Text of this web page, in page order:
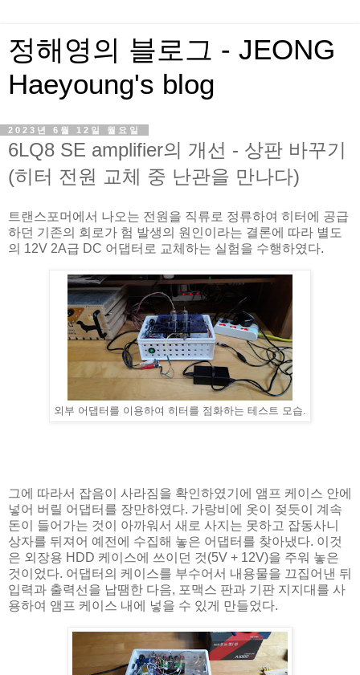
정해영의 블로그 - JEONG
Haeyoung's blog
2023년 6월 12일 월요일
6LQ8 SE amplifier의 개선 - 상판 바꾸기
(히터 전원 교체 중 난관을 만나다)
트랜스포머에서 나오는 전원을 직류로 정류하여 히터에 공급
하던 기존의 회로가 험 발생의 원인이라는 결론에 따라 별도
의 12V 2A급 DC 어댑터로 교체하는 실험을 수행하였다.
외부 어댑터를 이용하여 히터를 점화하는 테스트 모습.
그에 따라서 잡음이 사라짐을 확인하였기에 앰프 케이스 안에
넣어 버릴 어댑터를 장만하였다. 가랑비에 옷이 젖듯이 계속
돈이 들어가는 것이 아까워서 새로 사지는 못하고 잡동사니
상자를 뒤져어 예전에 수집해 놓은 어댑터를 찾아냈다. 이것
은 외장용 HDD 케이스에 쓰이던 것(5V + 12V)을 주워 놓은
것이었다. 어댑터의 케이스를 부수어서 내용물을 끄집어낸 뒤
입력과 출력선을 납땜한 다음, 포맥스 판과 기판 지지대를 사
용하여 앰프 케이스 내에 넣을 수 있게 만들었다.